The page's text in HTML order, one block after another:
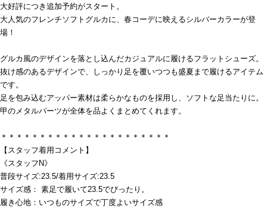
大好評につき追加予約がスタート。
大人気のフレンチソフトグルカに、春コーデに映えるシルバーカラーが登
場！
グルカ風のデザインを落とし込んだカジュアルに履けるフラットシューズ。
抜け感のあるデザインで、しっかり足を覆いつつも盛夏まで履けるアイテム
です。
足を包み込むアッパー素材は柔らかなものを採用し、ソフトな足当たりに。
甲のメタルパーツが全体を品よくまとめてくれます。
＊＊＊＊＊＊＊＊＊＊＊＊＊＊＊＊＊＊＊＊＊＊
【スタッフ着用コメント】
《スタッフN》
普段サイズ:23.5/着用サイズ:23.5
サイズ感： 素足で履いて23.5でぴったり。
履き心地：いつものサイズで丁度よいサイズ感